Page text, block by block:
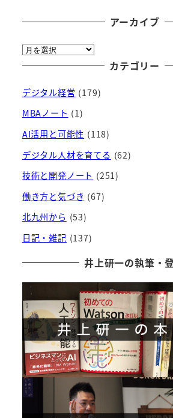
アーカイブ
ア
ー
イ
ブ
カテゴリー
デジタル経営 (179)
MBAノート (1)
AI活用と可能性 (118)
デジタル人材を育てる (62)
技術と開発ノート (251)
働き方と気づき (67)
北九州から (53)
日記・雑記 (137)
井上研一の執筆・